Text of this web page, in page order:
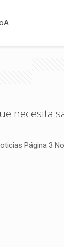
necesita
Página 3